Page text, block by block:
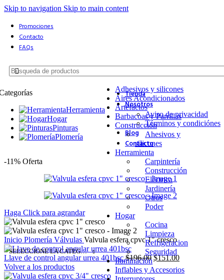
Skip to navigation Skip to main content
Promociones
Contacto
FAQs
SELECCIONE LA CATEGORÍA
Adhesivos y silicones
Aires Acondicionados
Artefactos
Barbacoas y Parrillas
Construcción
Ahesivos y
silicones
Herramienta
Carpintería
Construcción
Eléctrica
Jardinería
Otros
Poder
Hogar
Cocina
Limpieza
Refrigeracion
Seguridad
Iluminación
Inflables y Accesorios
Herramienta
Hogar
Pinturas
Plomería
Tienda
Nosotros
Aviso de privacidad
Términos y condiciónes
Blog
Contacto
-11% Oferta
Haga Click para agrandar
Inicio Plomería Válvulas Valvula esfera cpvc 1″ cresco
Llave de control angular urrea 401bsc$196.00Original
price
was:
$151.00Current
is:
Volver a los productos